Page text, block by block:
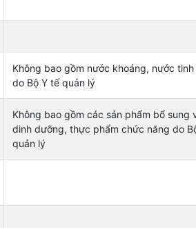
Không bao gồm nước khoáng, nước
do Bộ Y tế quản lý
Không bao gồm các sản phẩm bổ sung
dinh dưỡng, thực phẩm chức năng do
quản lý